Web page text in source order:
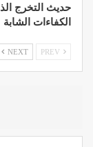
حديث التخرج
الكفاءات الشابة
NEXT